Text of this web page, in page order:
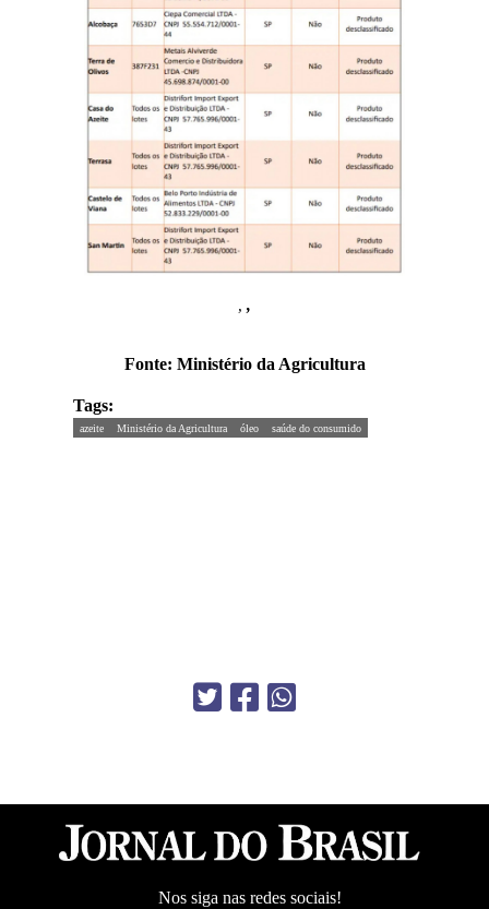
, ,
Fonte: Ministério da Agricultura
Tags:
azeite Ministério da Agricultura óleo saúde do consumido
Nos siga nas redes sociais!